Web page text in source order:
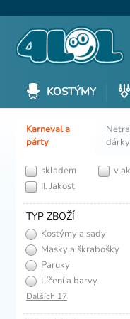
KOSTÝMY
Karneval a
párty
dárky
skladem
v
II. Jakost
TYP ZBOŽÍ
Kostýmy a sady
Masky a škrabošky
Paruky
Líčení a barvy
Dalších 17